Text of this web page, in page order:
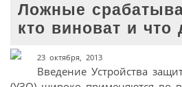
Ложные
кто виноват и что
23 октября, 2013
Введение Устройства